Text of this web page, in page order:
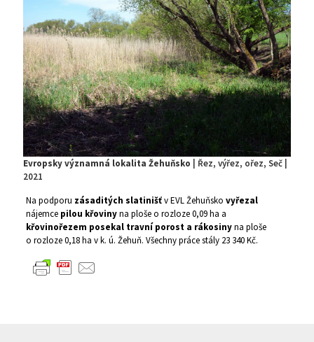
Evropsky významná lokalita Žehuňsko | Řez, výřez, ořez, Seč |
2021
Na podporu zásaditých slatinišťv EVL Žehuňsko vyřezal
nájemce pilou křovinyna ploše o rozloze 0,09 ha a
křovinořezem posekal travní porost a rákosinyna ploše
o rozloze 0,18 ha v k. ú. Žehuň. Všechny práce stály 23 340 Kč.